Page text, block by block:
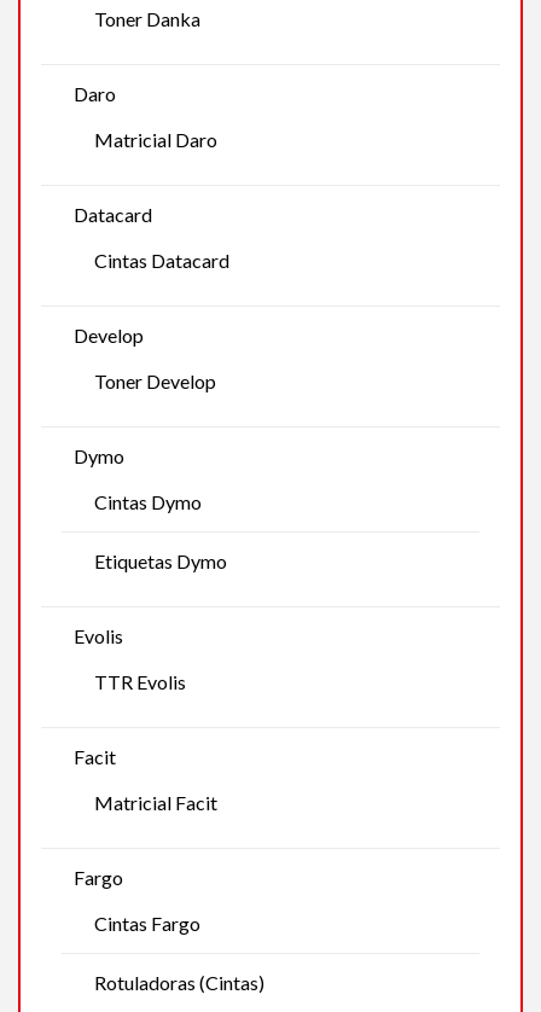
Toner Danka
Daro
Matricial Daro
Datacard
Cintas Datacard
Develop
Toner Develop
Dymo
Cintas Dymo
Etiquetas Dymo
Evolis
TTR Evolis
Facit
Matricial Facit
Fargo
Cintas Fargo
Rotuladoras (Cintas)